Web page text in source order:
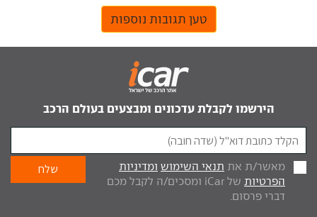
טען תגובות נוספות
הירשמו לקבלת עדכונים ומבצעים בעולם הרכב
מאשר/ת את תנאי השימוש ומדיניות
הפרטיות
של iCar ומסכים/ה לקבל מכם
דברי פרסום.